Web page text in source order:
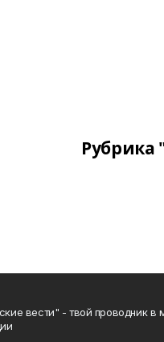
вести" - твой проводник в